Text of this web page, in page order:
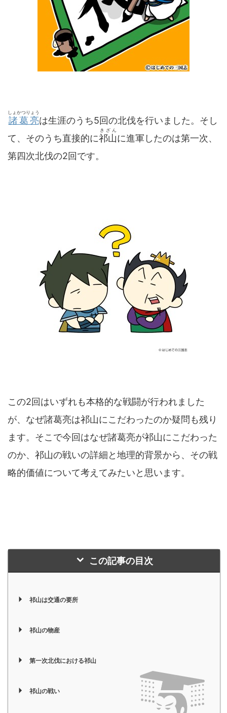
諸葛亮
しょかつりょう
は生涯のうち5回の北伐を行いました。そし
て、そのうち直接的に祁山
きざん
に進軍したのは第一次、
第四次北伐の2回です。
この2回はいずれも本格的な戦闘が行われました
が、なぜ諸葛亮は祁山にこだわったのか疑問も残り
ます。そこで今回はなぜ諸葛亮が祁山にこだわった
のか、祁山の戦いの詳細と地理的背景から、その戦
略的価値について考えてみたいと思います。
この記事の目次
祁山は交通の要所
祁山の物産
第一次北伐における祁山
祁山の戦い